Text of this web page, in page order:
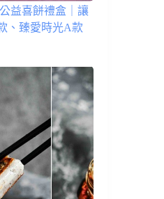
益喜餅禮盒｜讓
、臻愛時光A款